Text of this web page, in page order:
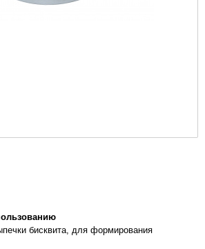
бисквита, для формирования